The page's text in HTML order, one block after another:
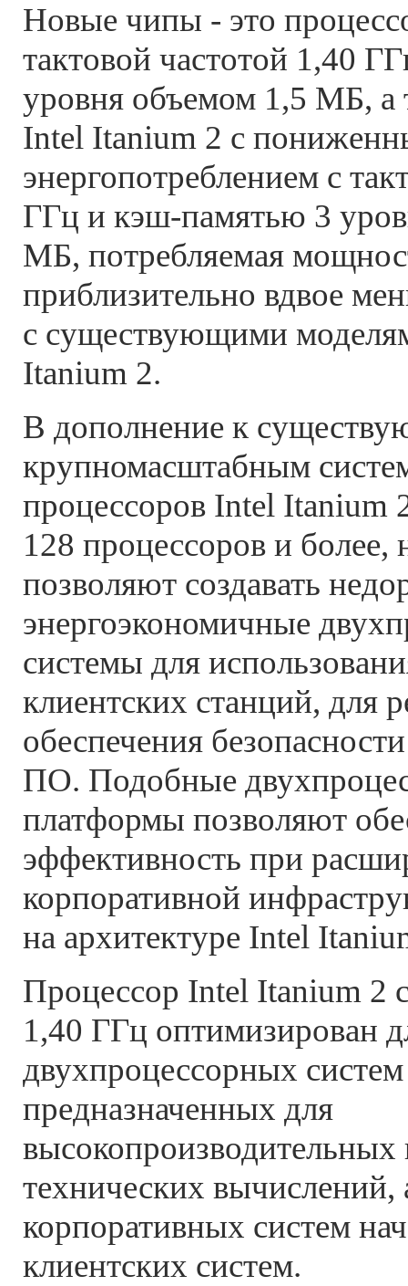
Новые чипы - это
тактовой частотой 1,40
уровня объемом 1,5 МБ, а
Intel Itanium 2 с
энергопотреблением с
ГГц и кэш-памятью 3
МБ, потребляемая
приблизительно вдвое
с существующими
Itanium 2.
В дополнение к
крупномасштабным
процессоров Intel Itanium
128 процессоров и
позволяют создавать
энергоэкономичные
системы для
клиентских станций, для
обеспечения
ПО. Подобные
платформы позволяют
эффективность при
корпоративной
на архитектуре Intel
Процессор Intel Itanium 2
1,40 ГГц оптимизирован
двухпроцессорных
предназначенных для
высокопроизводительных
технических вычислений,
корпоративных систем
клиентских систем.